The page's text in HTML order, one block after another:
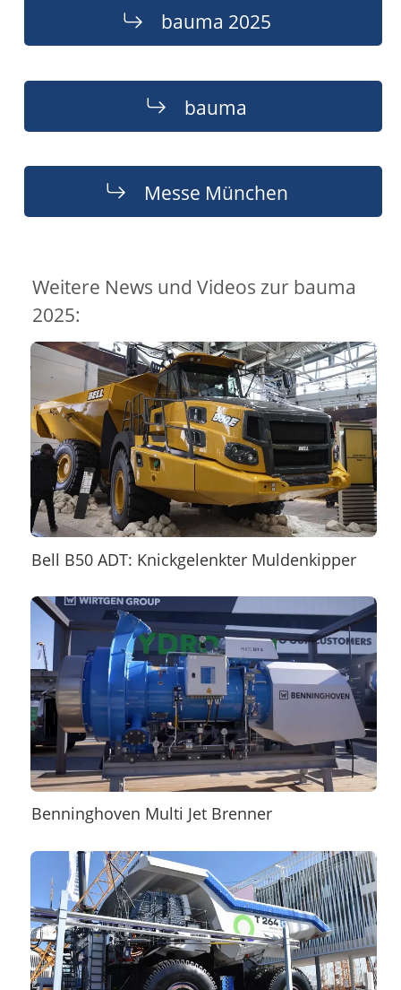
bauma 2025
bauma
Messe München
Weitere News und Videos zur bauma
2025:
Bell B50 ADT: Knickgelenkter Muldenkipper
Benninghoven Multi Jet Brenner